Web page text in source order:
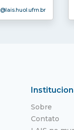
@lais.huol.ufrn.br
Sobre
Contato